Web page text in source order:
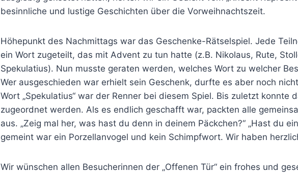
besinnliche und lustige Geschichten über die Vorweihnachtszeit.
Höhepunkt des Nachmittags war das Geschenke-Rätselspiel. Jede
ein Wort zugeteilt, das mit Advent zu tun hatte (z.B. Nikolaus, Rute,
Spekulatius). Nun musste geraten werden, welches Wort zu welcher
Wer ausgeschieden war erhielt sein Geschenk, durfte es aber noch
Wort „Spekulatius“ war der Renner bei diesem Spiel. Bis zuletzt konnte
zugeordnet werden. Als es endlich geschafft war, packten alle
aus. „Zeig mal her, was hast du denn in deinem Päckchen?“ „Hast du
gemeint war ein Porzellanvogel und kein Schimpfwort. Wir haben
Wir wünschen allen Besucherinnen der „Offenen Tür“ ein frohes und